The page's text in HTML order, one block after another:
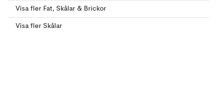
Visa fler Fat, Skålar & Brickor
Visa fler Skålar